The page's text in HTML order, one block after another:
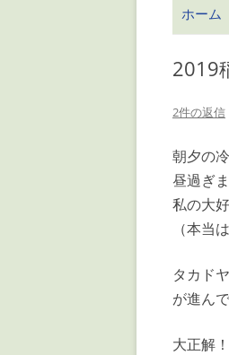
ホーム
2019
2件の返信
朝夕の
昼過ぎ
私の大
（本当
タカド
が進ん
大正解